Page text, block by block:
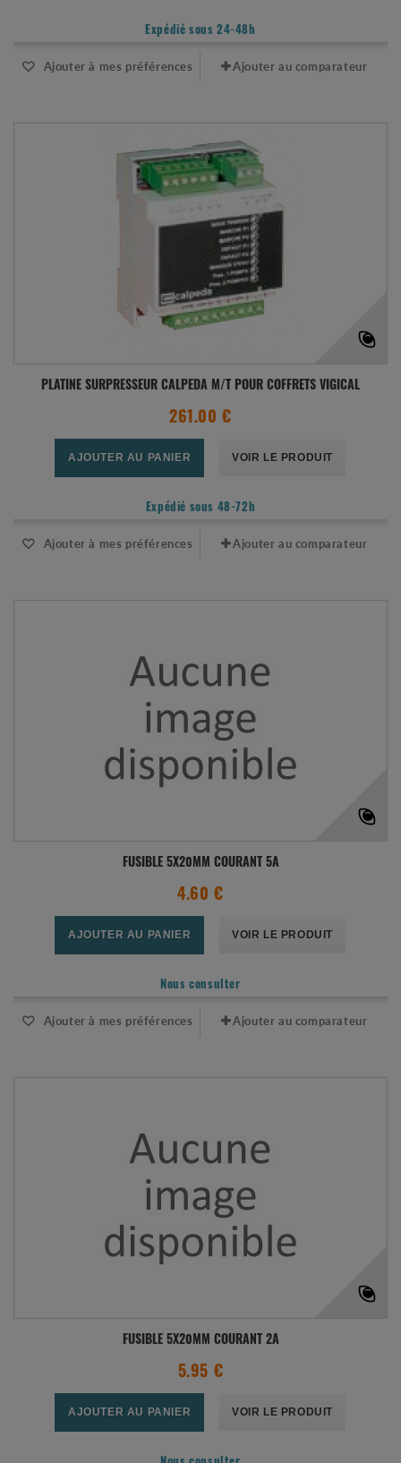
Expédié sous 24-48h
Ajouter à mes préférences Ajouter au comparateur
PLATINE SURPRESSEUR CALPEDA M/T POUR COFFRETS VIGICAL
261.00 €
AJOUTER AU PANIER VOIR LE PRODUIT
Expédié sous 48-72h
Ajouter à mes préférences Ajouter au comparateur
FUSIBLE 5X20MM COURANT 5A
4.60 €
AJOUTER AU PANIER VOIR LE PRODUIT
Nous consulter
Ajouter à mes préférences Ajouter au comparateur
FUSIBLE 5X20MM COURANT 2A
5.95 €
AJOUTER AU PANIER VOIR LE PRODUIT